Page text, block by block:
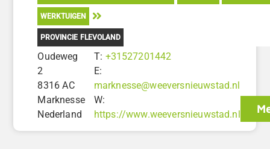
WERKTUIGEN
PROVINCIE FLEVOLAND
Oudeweg
2
8316 AC
Marknesse
Nederland
T: +31527201442
E:
marknesse@weeversnieuwstad.nl
W:
https://www.weeversnieuwstad.nl